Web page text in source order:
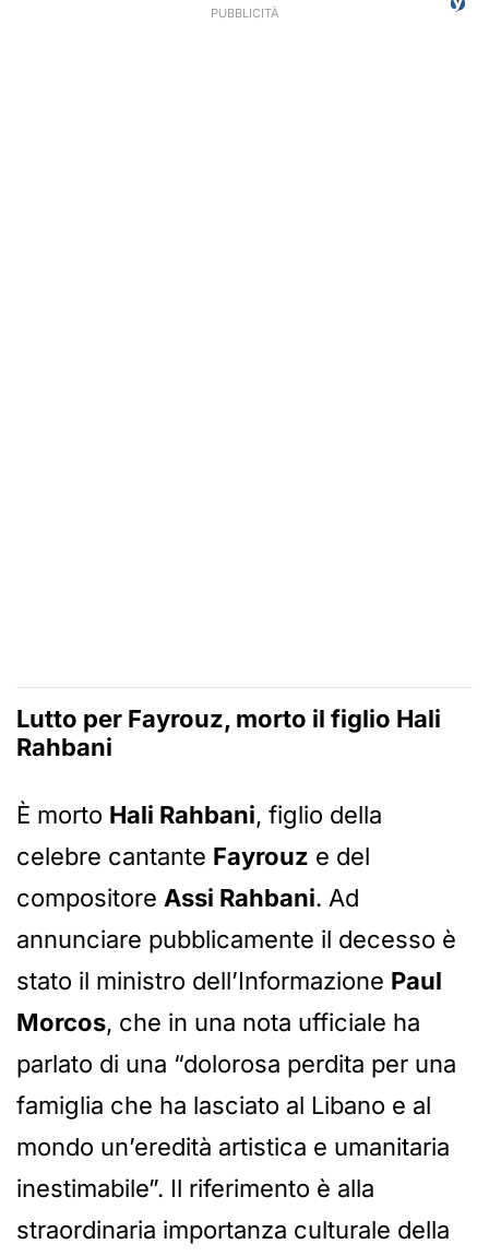
Lutto per Fayrouz, morto il figlio Hali
Rahbani
È morto Hali Rahbani, figlio della
celebre cantante Fayrouz e del
compositore Assi Rahbani. Ad
annunciare pubblicamente il decesso è
stato il ministro dell’Informazione Paul
Morcos, che in una nota ufficiale ha
parlato di una “dolorosa perdita per una
famiglia che ha lasciato al Libano e al
mondo un’eredità artistica e umanitaria
inestimabile”. Il riferimento è alla
straordinaria importanza culturale della